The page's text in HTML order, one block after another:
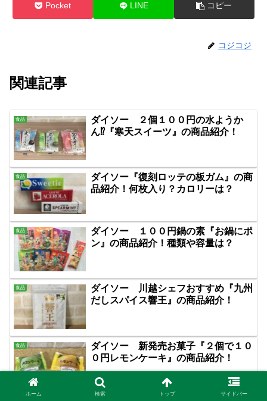
Pocket LINE コピー
コジコジ
関連記事
食品
ダイソー ２個１００円の水ようか
ん⁉『寒天スイーツ』の商品紹介！
食品
ダイソー『復刻ロッテの板ガム』の商
品紹介！何枚入り？カロリーは？
食品
ダイソー １００円鍋の素『お鍋にポ
ン』の商品紹介！種類や容量は？
食品
ダイソー 川越シェフおすすめ『九州
だしスパイス響王』の商品紹介！
食品
ダイソー 新発売お菓子『２個で１０
０円レモンケーキ』の商品紹介！
ホーム 検索 トップ サイドバー